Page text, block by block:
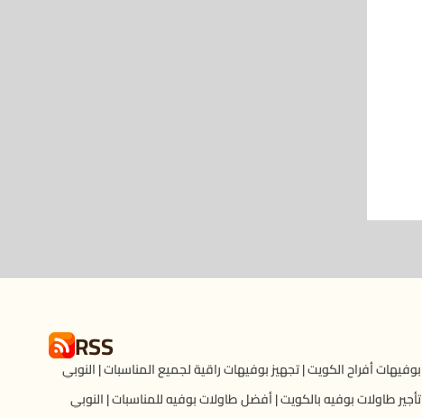
RSS
بوفيهات أفراح الكويت | تجهيز بوفيهات راقية لجميع المناسبات | النوبي
تأجير طاولات بوفيه بالكويت | أفضل طاولات بوفيه للمناسبات | النوبي